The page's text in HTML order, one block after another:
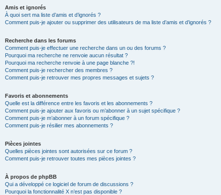
Amis et ignorés
À quoi sert ma liste d’amis et d’ignorés ?
Comment puis-je ajouter ou supprimer des utilisateurs de ma liste d’amis et d’ignorés ?
Recherche dans les forums
Comment puis-je effectuer une recherche dans un ou des forums ?
Pourquoi ma recherche ne renvoie aucun résultat ?
Pourquoi ma recherche renvoie à une page blanche ?!
Comment puis-je rechercher des membres ?
Comment puis-je retrouver mes propres messages et sujets ?
Favoris et abonnements
Quelle est la différence entre les favoris et les abonnements ?
Comment puis-je ajouter aux favoris ou m’abonner à un sujet spécifique ?
Comment puis-je m’abonner à un forum spécifique ?
Comment puis-je résilier mes abonnements ?
Pièces jointes
Quelles pièces jointes sont autorisées sur ce forum ?
Comment puis-je retrouver toutes mes pièces jointes ?
À propos de phpBB
Qui a développé ce logiciel de forum de discussions ?
Pourquoi la fonctionnalité X n’est pas disponible ?